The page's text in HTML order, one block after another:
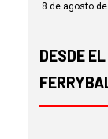
8 de agosto
DESDE